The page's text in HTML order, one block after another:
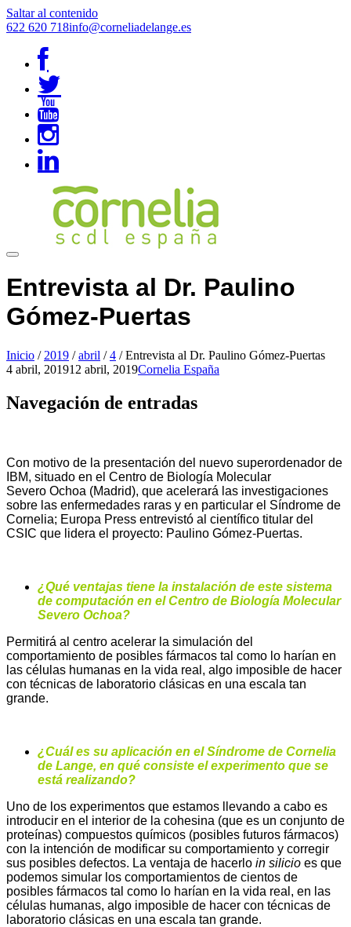
Saltar al contenido
622 620 718info@corneliadelange.es
Entrevista al Dr. Paulino
Gómez-Puertas
Inicio / 2019 / abril / 4 / Entrevista al Dr. Paulino Gómez-Puertas
4 abril, 201912 abril, 2019Cornelia España
Navegación de entradas
Con motivo de la presentación del nuevo superordenador de
IBM, situado en el Centro de Biología Molecular
Severo Ochoa (Madrid), que acelerará las investigaciones
sobre las enfermedades raras y en particular el Síndrome de
Cornelia; Europa Press entrevistó al científico titular del
CSIC que lidera el proyecto: Paulino Gómez-Puertas.
¿Qué ventajas tiene la instalación de este sistema
de computación en el Centro de Biología Molecular
Severo Ochoa?
Permitirá al centro acelerar la simulación del
comportamiento de posibles fármacos tal como lo harían en
las células humanas en la vida real, algo imposible de hacer
con técnicas de laboratorio clásicas en una escala tan
grande.
¿Cuál es su aplicación en el Síndrome de Cornelia
de Lange, en qué consiste el experimento que se
está realizando?
Uno de los experimentos que estamos llevando a cabo es
introducir en el interior de la cohesina (que es un conjunto de
proteínas) compuestos químicos (posibles futuros fármacos)
con la intención de modificar su comportamiento y corregir
sus posibles defectos. La ventaja de hacerlo in silicio es que
podemos simular los comportamientos de cientos de
posibles fármacos tal como lo harían en la vida real, en las
células humanas, algo imposible de hacer con técnicas de
laboratorio clásicas en una escala tan grande.